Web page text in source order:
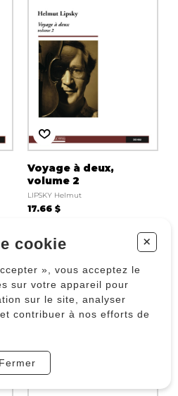
Voyage à deux,
volume 2
LIPSKY Helmut
17.66 $
cookie +
», vous acceptez le
sur votre appareil pour
sur le site, analyser
contribuer à nos efforts de
Fermer